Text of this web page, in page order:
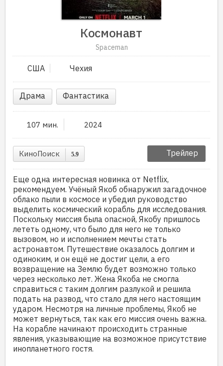
Космонавт
Spaceman
США Чехия
Драма Фантастика
107 мин. 2024
КиноПоиск 5.9 Трейлер
Еще одна интересная новинка от Netflix,
рекомендуем. Учёный Якоб обнаружил загадочное
облако пыли в космосе и убедил руководство
выделить космический корабль для исследования.
Поскольку миссия была опасной, Якобу пришлось
лететь одному, что было для него не только
вызовом, но и исполнением мечты стать
астронавтом. Путешествие оказалось долгим и
одиноким, и он ещё не достиг цели, а его
возвращение на Землю будет возможно только
через несколько лет. Жена Якоба не смогла
справиться с таким долгим разлукой и решила
подать на развод, что стало для него настоящим
ударом. Несмотря на личные проблемы, Якоб не
может вернуться, так как его миссия очень важна.
На корабле начинают происходить странные
явления, указывающие на возможное присутствие
инопланетного гостя.